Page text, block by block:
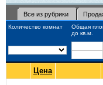
Все из рубрики
Количество комнат
Общая
до кв.м.
Цена